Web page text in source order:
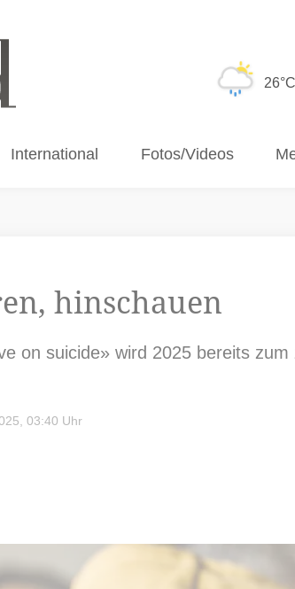
26°C
International Fotos/Videos
hinschauen
on suicide» wird 2025 bereits
03:40 Uhr